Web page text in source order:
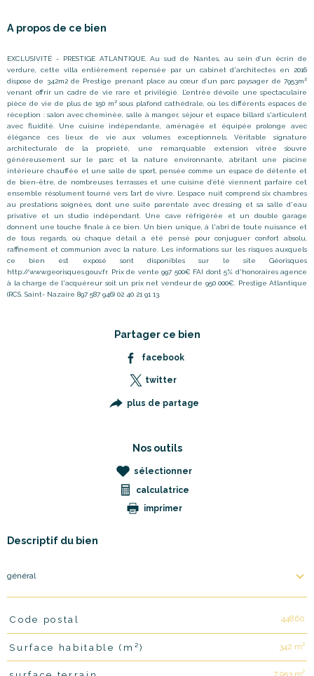
A propos de ce bien
EXCLUSIVITÉ - PRESTIGE ATLANTIQUE. Au sud de Nantes, au sein d’un écrin de
verdure, cette villa entièrement repensée par un cabinet d'architectes en 2016
dispose de 342m2 de Prestige prenant place au cœur d’un parc paysager de 7953m²
venant offrir un cadre de vie rare et privilégié. L’entrée dévoile une spectaculaire
pièce de vie de plus de 150 m² sous plafond cathédrale, où les différents espaces de
réception : salon avec cheminée, salle à manger, séjour et espace billard s'articulent
avec fluidité. Une cuisine indépendante, aménagée et équipée prolonge avec
élégance ces lieux de vie aux volumes exceptionnels. Véritable signature
architecturale de la propriété, une remarquable extension vitrée s’ouvre
généreusement sur le parc et la nature environnante, abritant une piscine
intérieure chauffée et une salle de sport, pensée comme un espace de détente et
de bien-être, de nombreuses terrasses et une cuisine d’été viennent parfaire cet
ensemble résolument tourné vers l’art de vivre. L’espace nuit comprend six chambres
au prestations soignées, dont une suite parentale avec dressing et sa salle d'eau
privative et un studio indépendant. Une cave réfrigérée et un double garage
donnent une touche finale à ce bien. Un bien unique, à l'abri de toute nuisance et
de tous regards, où chaque détail a été pensé pour conjuguer confort absolu,
raffinement et communion avec la nature. Les informations sur les risques auxquels
ce bien est exposé sont disponibles sur le site Géorisques
http://www.georisques.gouv.fr. Prix de vente 997 500€ FAI dont 5% d'honoraires agence
à la charge de l'acquéreur soit un prix net vendeur de 950 000€. Prestige Atlantique
(RCS. Saint- Nazaire 897 587 946) 02 40 21 91 13.
Partager ce bien
facebook
twitter
plus de partage
Nos outils
sélectionner
calculatrice
imprimer
Descriptif du bien
général
TRAD_PAMPERO_Caracteristique
Code postal 44860
Surface habitable (m²) 342 m²